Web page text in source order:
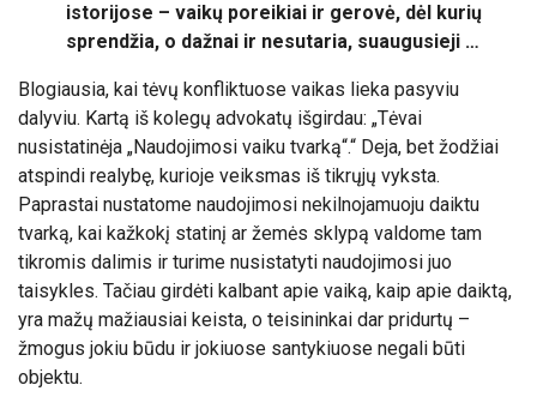
istorijose – vaikų poreikiai ir gerovė, dėl kurių
sprendžia, o dažnai ir nesutaria, suaugusieji …
Blogiausia, kai tėvų konfliktuose vaikas lieka pasyviu
dalyviu. Kartą iš kolegų advokatų išgirdau: „Tėvai
nusistatinėja „Naudojimosi vaiku tvarką“.“ Deja, bet žodžiai
atspindi realybę, kurioje veiksmas iš tikrųjų vyksta.
Paprastai nustatome naudojimosi nekilnojamuoju daiktu
tvarką, kai kažkokį statinį ar žemės sklypą valdome tam
tikromis dalimis ir turime nusistatyti naudojimosi juo
taisykles. Tačiau girdėti kalbant apie vaiką, kaip apie daiktą,
yra mažų mažiausiai keista, o teisininkai dar pridurtų –
žmogus jokiu būdu ir jokiuose santykiuose negali būti
objektu.